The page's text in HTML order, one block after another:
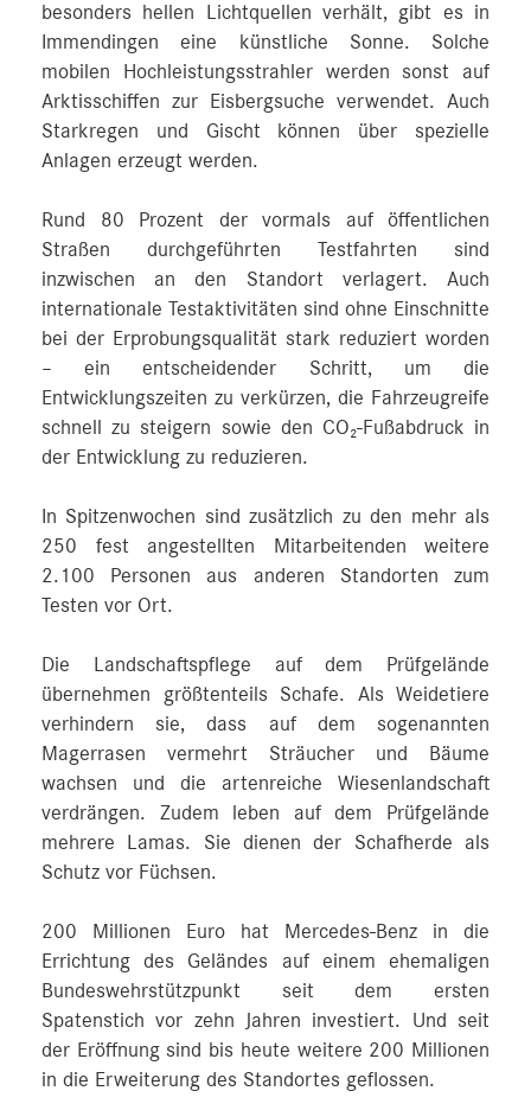
besonders hellen Lichtquellen verhält, gibt es in
Immendingen eine künstliche Sonne. Solche
mobilen Hochleistungsstrahler werden sonst auf
Arktisschiffen zur Eisbergsuche verwendet. Auch
Starkregen und Gischt können über spezielle
Anlagen erzeugt werden.
Rund 80 Prozent der vormals auf öffentlichen
Straßen durchgeführten Testfahrten sind
inzwischen an den Standort verlagert. Auch
internationale Testaktivitäten sind ohne Einschnitte
bei der Erprobungsqualität stark reduziert worden
– ein entscheidender Schritt, um die
Entwicklungszeiten zu verkürzen, die Fahrzeugreife
schnell zu steigern sowie den CO₂-Fußabdruck in
der Entwicklung zu reduzieren.
In Spitzenwochen sind zusätzlich zu den mehr als
250 fest angestellten Mitarbeitenden weitere
2.100 Personen aus anderen Standorten zum
Testen vor Ort.
Die Landschaftspflege auf dem Prüfgelände
übernehmen größtenteils Schafe. Als Weidetiere
verhindern sie, dass auf dem sogenannten
Magerrasen vermehrt Sträucher und Bäume
wachsen und die artenreiche Wiesenlandschaft
verdrängen. Zudem leben auf dem Prüfgelände
mehrere Lamas. Sie dienen der Schafherde als
Schutz vor Füchsen.
200 Millionen Euro hat Mercedes‑Benz in die
Errichtung des Geländes auf einem ehemaligen
Bundeswehrstützpunkt seit dem ersten
Spatenstich vor zehn Jahren investiert. Und seit
der Eröffnung sind bis heute weitere 200 Millionen
in die Erweiterung des Standortes geflossen.